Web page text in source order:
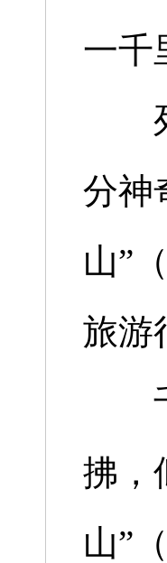
一千
列
分神
山”
旅游
千
拂，
山”